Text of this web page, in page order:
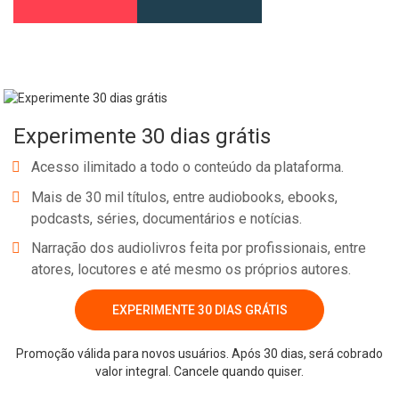
Experimente 30 dias grátis
Acesso ilimitado a todo o conteúdo da plataforma.
Mais de 30 mil títulos, entre audiobooks, ebooks,
podcasts, séries, documentários e notícias.
Narração dos audiolivros feita por profissionais, entre
atores, locutores e até mesmo os próprios autores.
EXPERIMENTE 30 DIAS GRÁTIS
Promoção válida para novos usuários. Após 30 dias, será cobrado
valor integral. Cancele quando quiser.